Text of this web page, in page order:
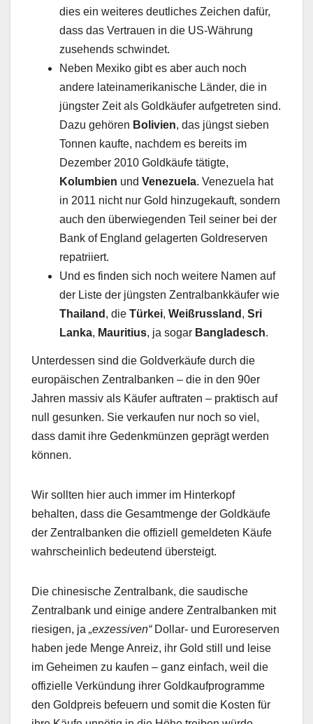
dies ein weiteres deutliches Zeichen dafür,
dass das Vertrauen in die US-Währung
zusehends schwindet.
Neben Mexiko gibt es aber auch noch
andere lateinamerikanische Länder, die in
jüngster Zeit als Goldkäufer aufgetreten sind.
Dazu gehören Bolivien, das jüngst sieben
Tonnen kaufte, nachdem es bereits im
Dezember 2010 Goldkäufe tätigte,
Kolumbien und Venezuela. Venezuela hat
in 2011 nicht nur Gold hinzugekauft, sondern
auch den überwiegenden Teil seiner bei der
Bank of England gelagerten Goldreserven
repatriiert.
Und es finden sich noch weitere Namen auf
der Liste der jüngsten Zentralbankkäufer wie
Thailand , die Türkei, Weißrussland , Sri
Lanka, Mauritius, ja sogar Bangladesch.
Unterdessen sind die Goldverkäufe durch die
europäischen Zentralbanken – die in den 90er
Jahren massiv als Käufer auftraten – praktisch auf
null gesunken. Sie verkaufen nur noch so viel,
dass damit ihre Gedenkmünzen geprägt werden
können.
Wir sollten hier auch immer im Hinterkopf
behalten, dass die Gesamtmenge der Goldkäufe
der Zentralbanken die offiziell gemeldeten Käufe
wahrscheinlich bedeutend übersteigt.
Die chinesische Zentralbank, die saudische
Zentralbank und einige andere Zentralbanken mit
riesigen, ja „exzessiven“Dollar- und Euroreserven
haben jede Menge Anreiz, ihr Gold still und leise
im Geheimen zu kaufen – ganz einfach, weil die
offizielle Verkündung ihrer Goldkaufprogramme
den Goldpreis befeuern und somit die Kosten für